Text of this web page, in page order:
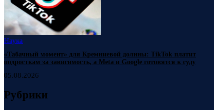
Наука
«Табачный момент» для Кремниевой долины: TikTok платит
подросткам за зависимость, а Meta и Google готовятся к суду
05.08.2026
Рубрики